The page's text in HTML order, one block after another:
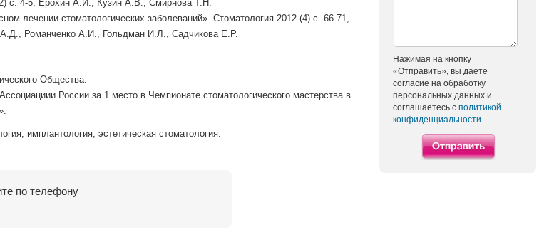
Нажимая на кнопку
«Отправить», вы даете
согласие на обработку
персональных данных и
соглашаетесь с политикой
конфиденциальности.
с. 4-5, Ерохин А.И., Кузин А.В., Смирнова Т.Н.
лечении стоматологических заболеваний». Стоматология 2012 (4) с. 66-71,
Романченко А.И., Гольдман И.Л., Садчикова Е.Р.
Общества.
России за 1 место в Чемпионате стоматологического мастерства в
имплантология, эстетическая стоматология.
по телефону